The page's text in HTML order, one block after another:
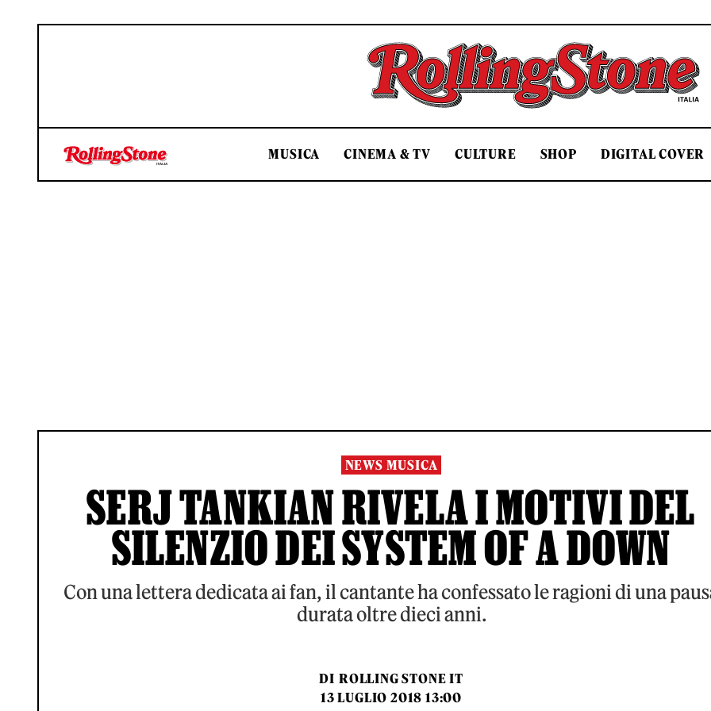
Rolling Stone Italia
MUSICA CINEMA & TV CULTURE SHOP DIGITAL COVER
NEWS MUSICA
SERJ TANKIAN RIVELA I MOTIVI DEL
SILENZIO DEI SYSTEM OF A DOWN
Con una lettera dedicata ai fan, il cantante ha confessato le ragioni di una
durata oltre dieci anni.
DI ROLLING STONE IT
13 LUGLIO 2018 13:00